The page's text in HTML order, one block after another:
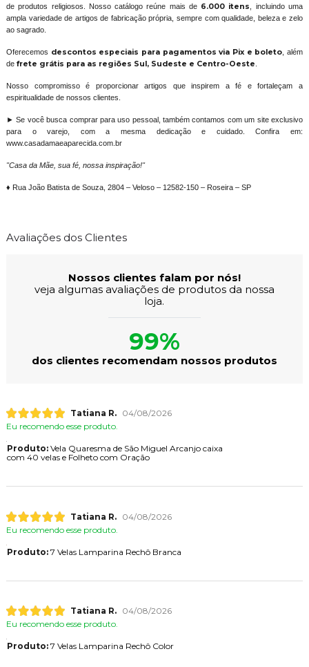
de produtos religiosos. Nosso catálogo reúne mais de 6.000 itens
, incluindo uma
ampla variedade de artigos de fabricação própria, sempre com qualidade, beleza e zelo
ao sagrado.
Oferecemos descontos especiais para pagamentos via Pix e boleto , além
de frete grátis para as regiões Sul, Sudeste e Centro-Oeste
Nosso compromisso é proporcionar artigos que inspirem a fé e fortaleçam a
espiritualidade de nossos clientes.
► Se você busca comprar para uso pessoal, também contamos com um site exclusivo
para o varejo, com a mesma dedicação e cuidado. Confira em:
www.casadamaeaparecida.com.br
"Casa da Mãe, sua fé, nossa inspiração!"
♦ Rua João Batista de Souza, 2804 – Veloso – 12582-150 – Roseira – SP
Avaliações dos Clientes
Nossos clientes falam por nós!
veja algumas avaliações de produtos da nossa
loja.
99%
dos clientes recomendam nossos produtos
Tatiana R.
04/08/2026
Eu recomendo esse produto.
Produto:Vela Quaresma de São Miguel Arcanjo caixa
com 40 velas e Folheto com Oração
Tatiana R.
04/08/2026
Eu recomendo esse produto.
Produto:7 Velas Lamparina Rechô Branca
Tatiana R.
04/08/2026
Eu recomendo esse produto.
Produto:7 Velas Lamparina Rechô Color